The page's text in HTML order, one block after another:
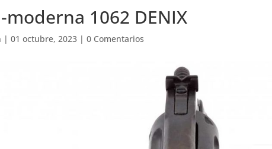
moderna 1062 DENIX
|01 octubre, 2023 |0 Comentarios